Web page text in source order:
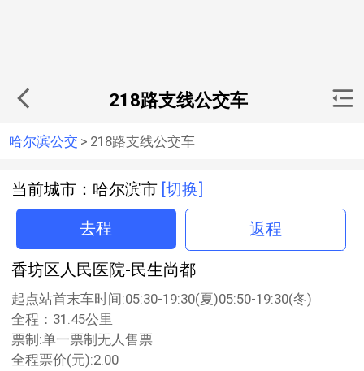
218路支线公交车
哈尔滨公交 > 218路支线公交车
当前城市：哈尔滨市 [切换]
去程 返程
香坊区人民医院-民生尚都
起点站首末车时间:05:30-19:30(夏)05:50-19:30(冬)
全程：31.45公里
票制:单一票制无人售票
全程票价(元):2.00